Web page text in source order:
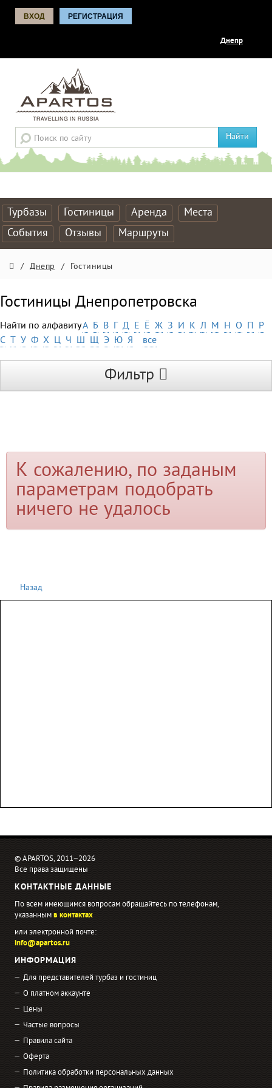
ВХОД РЕГИСТРАЦИЯ
Днепр
Найти
Турбазы Гостиницы Аренда
Места
События
Отзывы Маршруты
/ Днепр / Гостиницы
Гостиницы Днепропетровска
Найти по алфавитуА Б В Г Д Е Ё Ж З И К Л М Н О П Р
С Т У Ф Х Ц Ч Ш Щ Э Ю Я все
Фильтр
К сожалению, по заданым
параметрам подобрать
ничего не удалось
Назад
© APARTOS, 2011−2026
Все права защищены
КОНТАКТНЫЕ ДАННЫЕ
По всем имеющимся вопросам обращайтесь по телефонам,
указаннымв контактах
или электронной почте:
info@apartos.ru
ИНФОРМАЦИЯ
Для представителей турбаз и гостиниц
О платном аккаунте
Цены
Частые вопросы
Правила сайта
Оферта
Политика обработки персональных данных